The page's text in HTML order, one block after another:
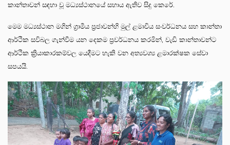
කාන්තාවන් සඳහා වූ මධ්‍යස්ථානයේ සහාය ඇතිව සිදු කෙරේ.
මෙම මධ්‍යස්ථාන මගින් ග්‍රාමීය ප්‍රජාවන්හි මුල් ළමාවිය සංවර්ධනය සහ කාන්තා
ආර්ථික සවිබල ගැන්වීම යන දෙකම ප්‍රවර්ධනය කරමින්, වැඩි කාන්තාවන්ට
ආර්ථික ක්‍රියාකාරකම්වල යෙදීමට හැකි වන අත්‍යවශ්‍ය ළමාරක්ෂක සේවා
සපයයි.